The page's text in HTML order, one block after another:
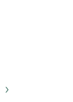
›